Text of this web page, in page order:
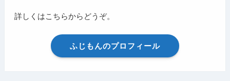
詳しくはこちらからどうぞ。
ふじもんのプロフィール